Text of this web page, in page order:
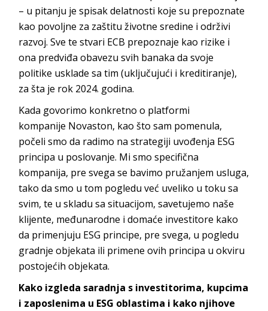
– u pitanju je spisak delatnosti koje su prepoznate
kao povoljne za zaštitu životne sredine i održivi
razvoj. Sve te stvari ECB prepoznaje kao rizike i
ona predviđa obavezu svih banaka da svoje
politike usklade sa tim (uključujući i kreditiranje),
za šta je rok 2024. godina.
Kada govorimo konkretno o platformi
kompanije Novaston, kao što sam pomenula,
počeli smo da radimo na strategiji uvođenja ESG
principa u poslovanje. Mi smo specifična
kompanija, pre svega se bavimo pružanjem usluga,
tako da smo u tom pogledu već uveliko u toku sa
svim, te u skladu sa situacijom, savetujemo naše
klijente, međunarodne i domaće investitore kako
da primenjuju ESG principe, pre svega, u pogledu
gradnje objekata ili primene ovih principa u okviru
postojećih objekata.
Kako izgleda saradnja s investitorima, kupcima
i zaposlenima u ESG oblastima i kako njihove